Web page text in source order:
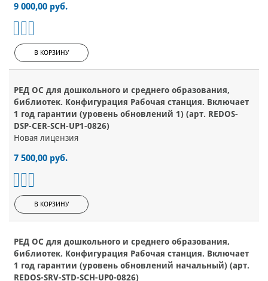
9 000,00 руб.
В КОРЗИНУ
РЕД ОС для дошкольного и среднего образования,
библиотек. Конфигурация Рабочая станция. Включает
1 год гарантии (уровень обновлений 1) (арт. REDOS-
DSP-CER-SCH-UP1-0826)
Новая лицензия
7 500,00 руб.
В КОРЗИНУ
РЕД ОС для дошкольного и среднего образования,
библиотек. Конфигурация Рабочая станция. Включает
1 год гарантии (уровень обновлений начальный) (арт.
REDOS-SRV-STD-SCH-UP0-0826)